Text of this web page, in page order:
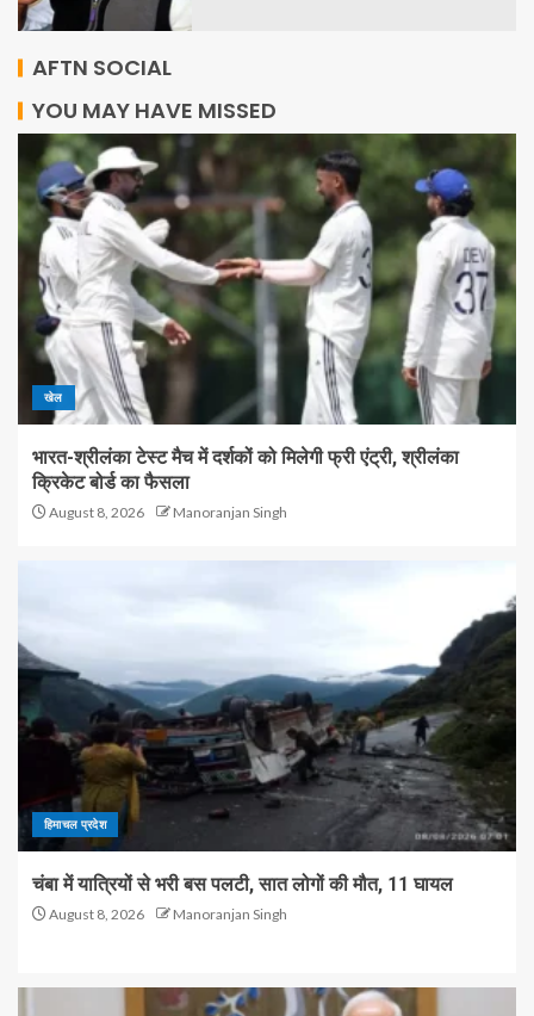
AFTN SOCIAL
YOU MAY HAVE MISSED
खेल
भारत-श्रीलंका टेस्ट मैच में दर्शकों को मिलेगी फ्री एंट्री, श्रीलंका
क्रिकेट बोर्ड का फैसला
August 8, 2026 Manoranjan Singh
हिमाचल प्रदेश
चंबा में यात्रियों से भरी बस पलटी, सात लोगों की मौत, 11 घायल
August 8, 2026 Manoranjan Singh